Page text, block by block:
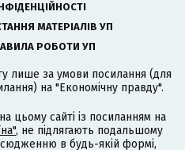
МАТЕРІАЛІВ УП
РОБОТИ УП
лише за умови посилання (для
на "Економічну правду".
цьому сайті із посиланням на
, не підлягають подальшому
в будь-якій формі,